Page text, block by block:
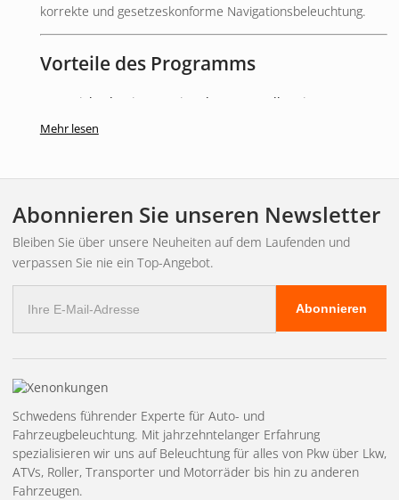
korrekte und gesetzeskonforme Navigationsbeleuchtung.
Vorteile des Programms
Entspricht den internationalen Versandbestimmungen
Vollständig tauchfähiges Design
Geringer Stromverbrauch
Sonstige / wichtige Informationen
Für die Backbordseite (rotes Licht) vorgesehen
Mehr lesen
Abonnieren Sie unseren Newsletter
Bleiben Sie über unsere Neuheiten auf dem Laufenden und
verpassen Sie nie ein Top-Angebot.
Mail
Adresse
Abonnieren
Schwedens führender Experte für Auto- und
Fahrzeugbeleuchtung. Mit jahrzehntelanger Erfahrung
spezialisieren wir uns auf Beleuchtung für alles von Pkw über Lkw,
ATVs, Roller, Transporter und Motorräder bis hin zu anderen
Fahrzeugen.